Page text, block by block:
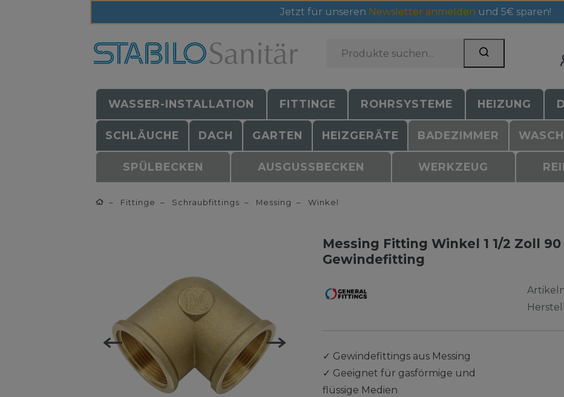
Jetzt für unseren Newsletter anmelden und 5€ sparen!
WASSER-INSTALLATION FITTINGE ROHRSYSTEME HEIZUNG
SCHLÄUCHE DACH GARTEN HEIZGERÄTE BADEZIMMER
SPÜLBECKEN AUSGUSSBECKEN WERKZEUG
Fittinge Schraubfittings Messing Winkel
Messing Fitting Winkel 1 1/2 Zoll 90
Gewindefitting
✓ Gewindefittings aus Messing
✓ Geeignet für gasförmige und
flüssige Medien